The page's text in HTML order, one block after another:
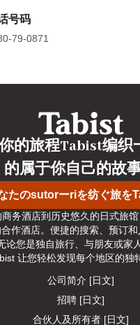
号码
79-0871
なたのsutorーriを纺ぐ旅を
的旅程Tabist编织
的属于你自己的故事
务酒店到历史悠久的日式旅
作酒店。便捷的搜索、预订
论您是独自旅行、与朋友或家
让您轻松发现每个地区的独
公司简介 [日文]
招聘 [日文]
合伙人及所有者 [日文]